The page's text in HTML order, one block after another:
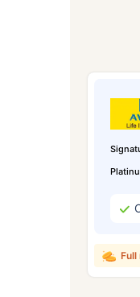
Full